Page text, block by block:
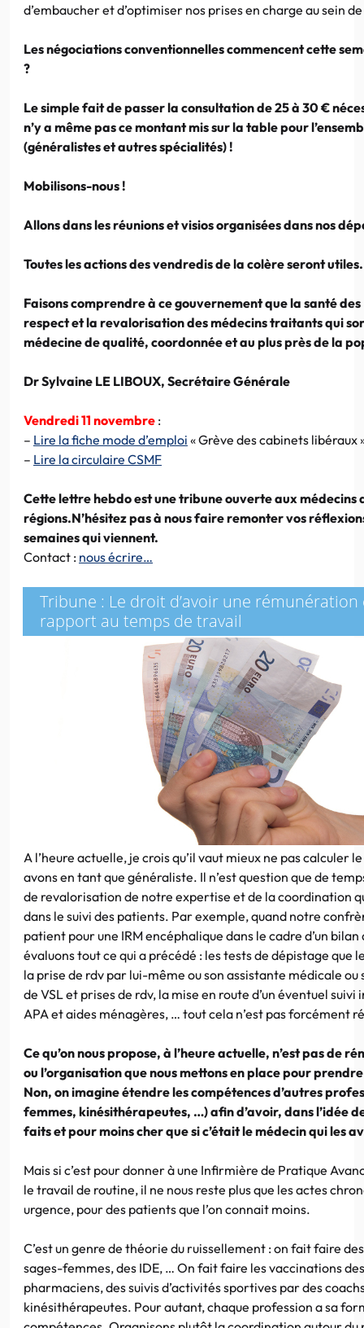
d’embaucher et d’optimiser nos prises en charge au sein
Les négociations conventionnelles commencent cette
?
Le simple fait de passer la consultation de 25 à 30 €
n’y a même pas ce montant mis sur la table pour
(généralistes et autres spécialités) !
Mobilisons-nous !
Allons dans les réunions et visios organisées dans nos
Toutes les actions des vendredis de la colère seront utiles.
Faisons comprendre à ce gouvernement que la santé
respect et la revalorisation des médecins traitants qui
médecine de qualité, coordonnée et au plus près de la
Dr Sylvaine LE LIBOUX, Secrétaire Générale
Vendredi 11 novembre :
– Lire la fiche mode d’emploi « Grève des cabinets libéraux
– Lire la circulaire CSMF
Cette lettre hebdo est une tribune ouverte aux médecins
régions.N’hésitez pas à nous faire remonter vos
semaines qui viennent.
Contact : nous écrire…
Tribune : Le droit d’avoir une
rapport au temps de travail
A l’heure actuelle, je crois qu’il vaut mieux ne pas calculer
avons en tant que généraliste. Il n’est question que de
de revalorisation de notre expertise et de la coordination
dans le suivi des patients. Par exemple, quand notre
patient pour une IRM encéphalique dans le cadre d’un
évaluons tout ce qui a précédé : les tests de dépistage que
la prise de rdv par lui-même ou son assistante médicale
de VSL et prises de rdv, la mise en route d’un éventuel
APA et aides ménagères, … tout cela n’est pas forcément
Ce qu’on nous propose, à l’heure actuelle, n’est pas de
ou l’organisation que nous mettons en place pour
Non, on imagine étendre les compétences d’autres
femmes, kinésithérapeutes, …) afin d’avoir, dans l’idée
faits et pour moins cher que si c’était le médecin qui les
Mais si c’est pour donner à une Infirmière de Pratique
le travail de routine, il ne nous reste plus que les actes
urgence, pour des patients que l’on connait moins.
C’est un genre de théorie du ruissellement : on fait faire
sages-femmes, des IDE, … On fait faire les vaccinations
pharmaciens, des suivis d’activités sportives par des
kinésithérapeutes. Pour autant, chaque profession a sa